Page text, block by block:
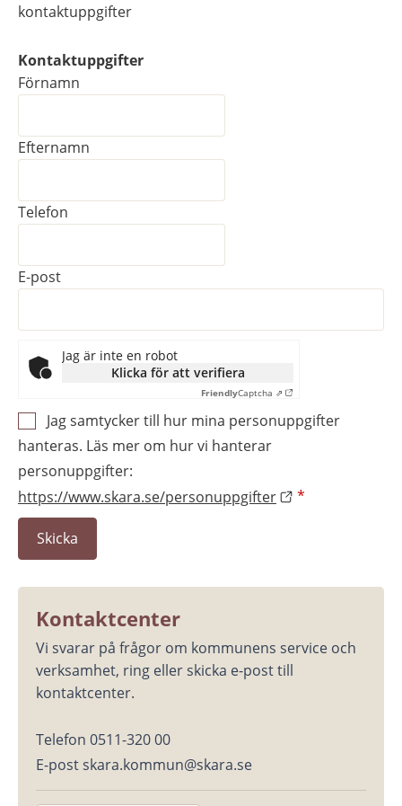
kontaktuppgifter
Kontaktuppgifter
Kontaktuppgifter
Förnamn
Efternamn
Telefon
E-post
Jag är inte en robot
Klicka för att verifiera
FriendlyCaptcha ⇗
Jag samtycker till hur mina personuppgifter
hanteras. Läs mer om hur vi hanterar
personuppgifter:
https://www.skara.se/personuppgifter
*
Kontaktcenter
Vi svarar på frågor om kommunens service och
verksamhet, ring eller skicka e-post till
kontaktcenter.
Telefon 0511-320 00
E-post skara.kommun@skara.se